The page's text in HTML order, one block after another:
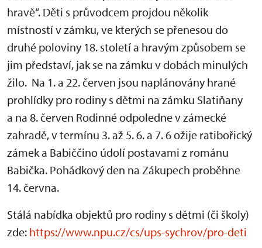
hravě“. Děti s průvodcem projdou několik
místností v zámku, ve kterých se přenesou do
druhé poloviny 18. století a hravým způsobem se
jim představí, jak se na zámku v dobách minulých
žilo. Na 1. a 22. červen jsou naplánovány hrané
prohlídky pro rodiny s dětmi na zámku Slatiňany
a na 8. červen Rodinné odpoledne v zámecké
zahradě, v termínu 3. až 5. 6. a 7. 6 ožije ratibořický
zámek a Babiččino údolí postavami z románu
Babička. Pohádkový den na Zákupech proběhne
14. června.
Stálá nabídka objektů pro rodiny s dětmi (či školy)
zde: https://www.npu.cz/cs/ups-sychrov/pro-deti